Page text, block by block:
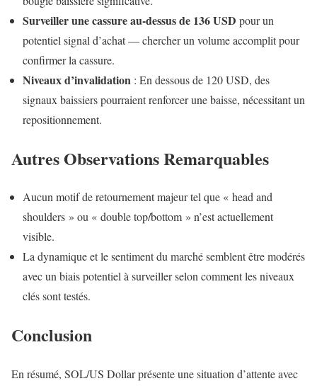
Surveiller une cassure au-dessus de 136 USD pour un
potentiel signal d’achat — chercher un volume accomplit pour
confirmer la cassure.
Niveaux d’invalidation : En dessous de 120 USD, des
signaux baissiers pourraient renforcer une baisse, nécessitant un
repositionnement.
Autres Observations Remarquables
Aucun motif de retournement majeur tel que « head and
shoulders » ou « double top/bottom » n’est actuellement
visible.
La dynamique et le sentiment du marché semblent être modérés
avec un biais potentiel à surveiller selon comment les niveaux
clés sont testés.
Conclusion
En résumé, SOL/US Dollar présente une situation d’attente avec